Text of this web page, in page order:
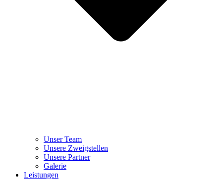
Unser Team
Unsere Zweigstellen
Unsere Partner
Galerie
Leistungen